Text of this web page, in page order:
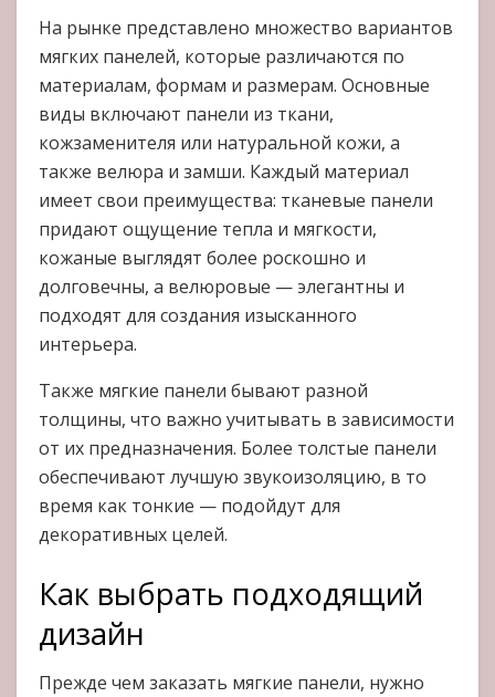
На рынке представлено множество вариантов
мягких панелей, которые различаются по
материалам, формам и размерам. Основные
виды включают панели из ткани,
кожзаменителя или натуральной кожи, а
также велюра и замши. Каждый материал
имеет свои преимущества: тканевые панели
придают ощущение тепла и мягкости,
кожаные выглядят более роскошно и
долговечны, а велюровые — элегантны и
подходят для создания изысканного
интерьера.
Также мягкие панели бывают разной
толщины, что важно учитывать в зависимости
от их предназначения. Более толстые панели
обеспечивают лучшую звукоизоляцию, в то
время как тонкие — подойдут для
декоративных целей.
Как выбрать подходящий
дизайн
Прежде чем заказать мягкие панели, нужно